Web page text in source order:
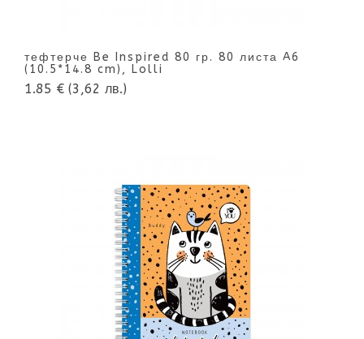
тефтерче Be Inspired 80 гр. 80 листа A6
(10.5*14.8 cm), Lolli
1.85 € (3,62 лв.)